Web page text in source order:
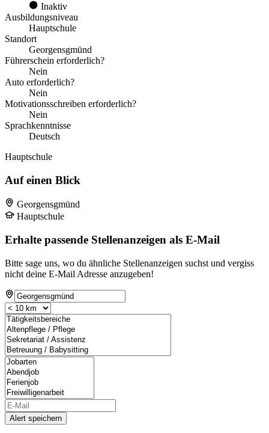
Inaktiv
Ausbildungsniveau
Hauptschule
Standort
Georgensgmünd
Führerschein erforderlich?
Nein
Auto erforderlich?
Nein
Motivationsschreiben erforderlich?
Nein
Sprachkenntnisse
Deutsch
Hauptschule
Auf einen Blick
Georgensgmünd
Hauptschule
Erhalte passende Stellenanzeigen als E-Mail
Bitte sage uns, wo du ähnliche Stellenanzeigen suchst und vergiss
nicht deine E-Mail Adresse anzugeben!
Alert speichern